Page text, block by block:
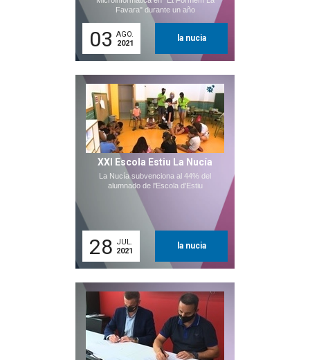
Favara" durante un año
03 AGO.
2021
la nucia
XXI Escola Estiu La Nucía
La Nucía subvenciona al 44% del
alumnado de l'Escola d'Estiu
28 JUL.
2021
la nucia